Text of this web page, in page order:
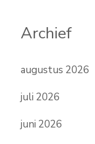
Archief
augustus 2026
juli 2026
juni 2026